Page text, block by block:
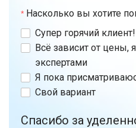
Насколько вы хотите
Супер горячий клиент!
Всё зависит от
экспертами
Я пока
Свой вариант
Спасибо за